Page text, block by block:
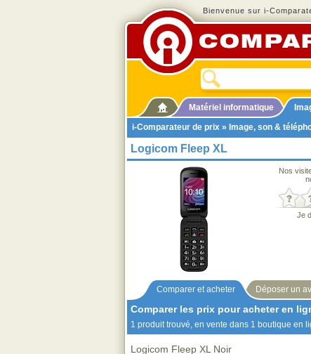
Bienvenue sur i-
Matériel informatique
i-Comparateur de prix » Image, son &
Logicom Fleep XL
Nos
Je
Comparer et acheter Déposer un
Comparer les prix pour acheter en
1 produit trouvé, en vente dans 1 boutique en
Logicom Fleep XL Noir